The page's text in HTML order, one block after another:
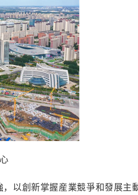
以創新掌握産業競爭和發展主